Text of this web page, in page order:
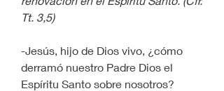
Tt. 3,5)
-Jesús, hijo de Dios vivo, ¿cómo
derramó nuestro Padre Dios el
Espíritu Santo sobre nosotros?